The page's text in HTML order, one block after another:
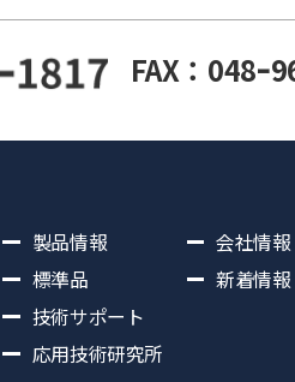
FAX：048ｰ
製品情報
標準品
技術サポート
応用技術研究所
会社情報
新着情報